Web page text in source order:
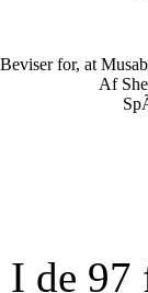
Beviser for, at
Af
I de 97